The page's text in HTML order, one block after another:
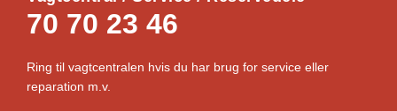
70 70 23 46
Ring til vagtcentralen hvis du har brug for service eller
reparation m.v.